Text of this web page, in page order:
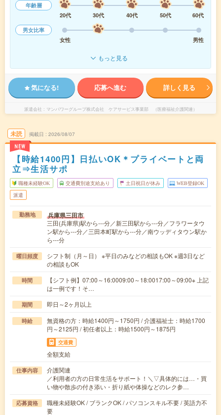
年齢層
20代
30代 40代 50代
60代
男女比率
女性
男性
もっと見る
気になる! 応募へ進む 詳しく見る
派遣会社 マンパワーグループ株式会社 ケアサービス事業部 （医療福祉介護関連）
未読
NEW
掲載日 2026/08/07
【時給1400円】日払いOK＊プライベートと両
立⇒生活サポ
職種未経験OK 交通費別途支給あり 土日祝日が休み WEB登録OK
派遣
勤務地 兵庫県三田市
三田(兵庫県)駅から---分／新三田駅から---分／フラワータウ
ン駅から---分／三田本町駅から---分／南ウッディタウン駅か
ら---分
曜日頻度
シフト制（月～日） ※平日のみなどの相談もOK ※週3日など
の相談もOK
時間
【シフト例】07:00～16:0009:00～18:0017:00～09:00※ 上記
は一例です！そ…
期間 即日～2ヶ月以上
時給
無資格の方：時給1400円～1750円 / 介護福祉士：時給1700
円～2125円 / 初任者以上：時給1500円～1875円
交通費
全額支給
仕事内容
介護関連
／利用者の方の日常生活をサポート！＼▽具体的には…・買
い物や散歩の付き添い・折り紙や体操などのレク参…
応募資格
職種未経験OK / ブランクOK / パソコンスキル不要 / 英語力不
要